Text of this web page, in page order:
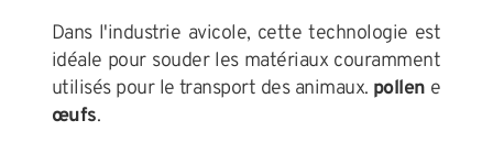
Dans l'industrie avicole, cette technologie est
idéale pour souder les matériaux couramment
utilisés pour le transport des animaux. pollen e
œufs.